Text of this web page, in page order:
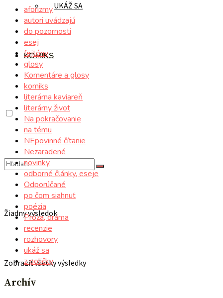
UKÁŽ SA
KOMIKS
Žiadny výsledok
Zobraziť všetky výsledky
aforizmy
autori uvádzajú
do pozornosti
esej
fejtóny
glosy
Komentáre a glosy
komiks
literárna kaviareň
literárny život
Na pokračovanie
na tému
NEpovinné čítanie
Nezaradené
novinky
odborné články, eseje
Odporúčané
po čom siahnuť
poézia
Próza, dráma
recenzie
rozhovory
ukáž sa
z poličky
Archív